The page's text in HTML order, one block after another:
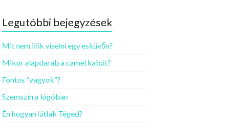
Legutóbbi bejegyzések
Mit nem illik viselni egy esküvőn?
Mikor alapdarab a camel kabát?
Fontos “vagyok”?
Szemszín a lógóban
Én hogyan látlak Téged?